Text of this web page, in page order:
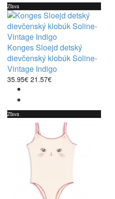
Zľava
Konges Sloejd detský
dievčenský klobúk Soline-
Vintage Indigo
35.95€ 21.57€
Zľava